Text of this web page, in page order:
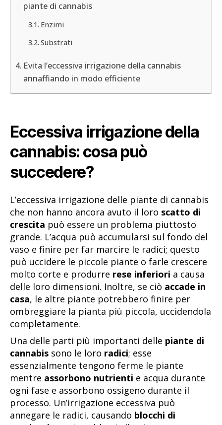
piante di cannabis
Enzimi
Substrati
Evita l’eccessiva irrigazione della cannabis
annaffiando in modo efficiente
Eccessiva irrigazione della
cannabis: cosa può
succedere?
L’eccessiva irrigazione delle piante di cannabis
che non hanno ancora avuto il loro scatto di
crescita può essere un problema piuttosto
grande. L’acqua può accumularsi sul fondo del
vaso e finire per far marcire le radici; questo
può uccidere le piccole piante o farle crescere
molto corte e produrre rese inferiori a causa
delle loro dimensioni. Inoltre, se ciò accade in
casa, le altre piante potrebbero finire per
ombreggiare la pianta più piccola, uccidendola
completamente.
Una delle parti più importanti delle piante di
cannabis sono le loro radici; esse
essenzialmente tengono ferme le piante
mentre assorbono nutrienti e acqua durante
ogni fase e assorbono ossigeno durante il
processo. Un’irrigazione eccessiva può
annegare le radici, causando blocchi di